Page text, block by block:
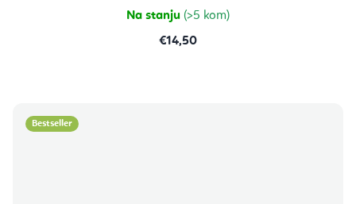
Na stanju (>5 kom)
€14,50
Bestseller